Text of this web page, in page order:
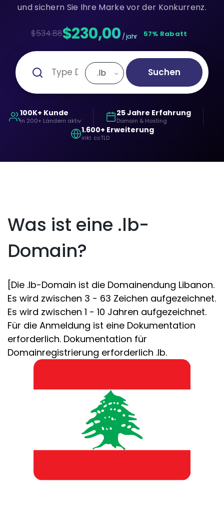
und sichern Sie Ihre Marke vor der Konkurrenz.
$534.88$230,00 / jahr 57% Rabatt
.lb Suchen
100K+ Kunde
in 200+ Ländern aktiv
25 Jahre Erfahrung
Domain & Hosting
1.600+ Erweiterung
inkl. ccTLD
Was ist eine .lb-
Domain?
[Die .lb-Domain ist die Domainendung Libanon.
Es wird zwischen 3 - 63 Zeichen aufgezeichnet.
Es wird zwischen 1 - 10 Jahren aufgezeichnet.
Für die Anmeldung ist eine Dokumentation
erforderlich. Dokumentation für
Domainregistrierung erforderlich .lb.